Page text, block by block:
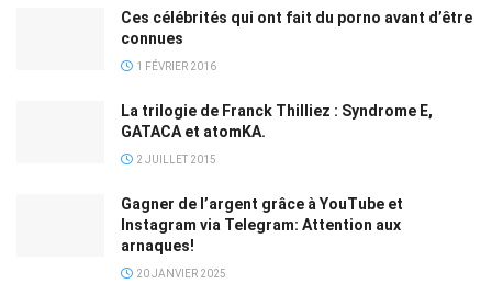
Ces célébrités qui ont fait du porno avant d’être
connues
1 FÉVRIER 2016
La trilogie de Franck Thilliez : Syndrome E,
GATACA et atomKA.
2 JUILLET 2015
Gagner de l’argent grâce à YouTube et
Instagram via Telegram: Attention aux
arnaques!
20 JANVIER 2025